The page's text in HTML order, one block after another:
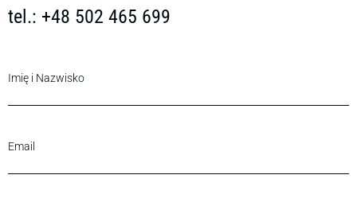
tel.: +48 502 465 699